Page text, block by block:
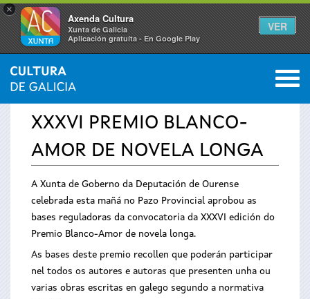
×
Axenda Cultura
Xunta de Galicia
Aplicación gratuíta - En Google Play
VER
Vostede
aquí
INICIO › SERVIZOS 0
XXXVI PREMIO BLANCO-
AMOR DE NOVELA LONGA
A Xunta de Goberno da Deputación de Ourense
celebrada esta mañá no Pazo Provincial aprobou as
bases reguladoras da convocatoria da XXXVI edición do
Premio Blanco-Amor de novela longa​.
As bases deste premio recollen que poderán participar
nel todos os autores e autoras que presenten unha ou
varias obras escritas en galego segundo a normativa